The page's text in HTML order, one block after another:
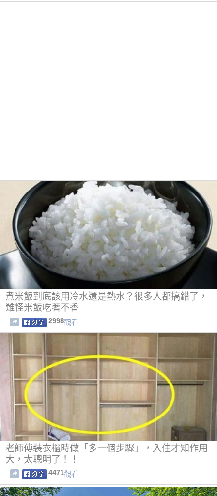
煮米飯到底該用冷水還是熱水？很多人都搞錯了，
難怪米飯吃著不香
2998觀看
老師傅裝衣櫃時做「多一個步驟」，入住才知作用
大，太聰明了！！
4471觀看